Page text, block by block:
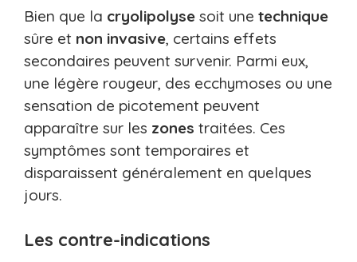
Bien que la cryolipolyse soit une technique
sûre et non invasive, certains effets
secondaires peuvent survenir. Parmi eux,
une légère rougeur, des ecchymoses ou une
sensation de picotement peuvent
apparaître sur les zones traitées. Ces
symptômes sont temporaires et
disparaissent généralement en quelques
jours.
Les contre-indications